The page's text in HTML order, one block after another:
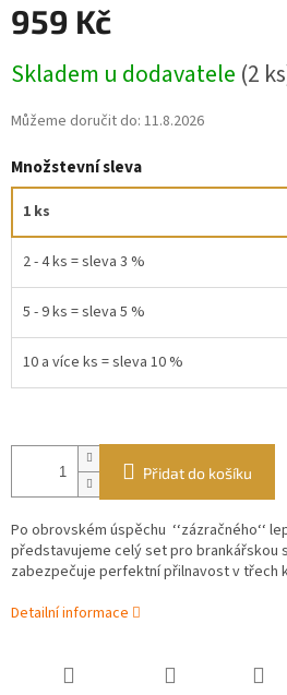
959 Kč
cena:
Skladem u dodavatele (2
Můžeme doručit do: 11.8.2026
Množstevní sleva
1 ks
2 - 4 ks = sleva 3 %
5 - 9 ks = sleva 5 %
10 a více ks = sleva 10 %
Přidat do košíku
Po obrovském úspěchu ‘‘zázračného‘‘
představujeme celý set pro brankářskou
zabezpečuje perfektní přilnavost v třech
Detailní informace